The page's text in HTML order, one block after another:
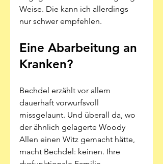
Weise. Die kann ich allerdings
nur schwer empfehlen.
Eine Abarbeitung an
Kranken?
Bechdel erzählt vor allem
dauerhaft vorwurfsvoll
missgelaunt. Und überall da, wo
der ähnlich gelagerte Woody
Allen einen Witz gemacht hätte,
macht Bechdel: keinen. Ihre